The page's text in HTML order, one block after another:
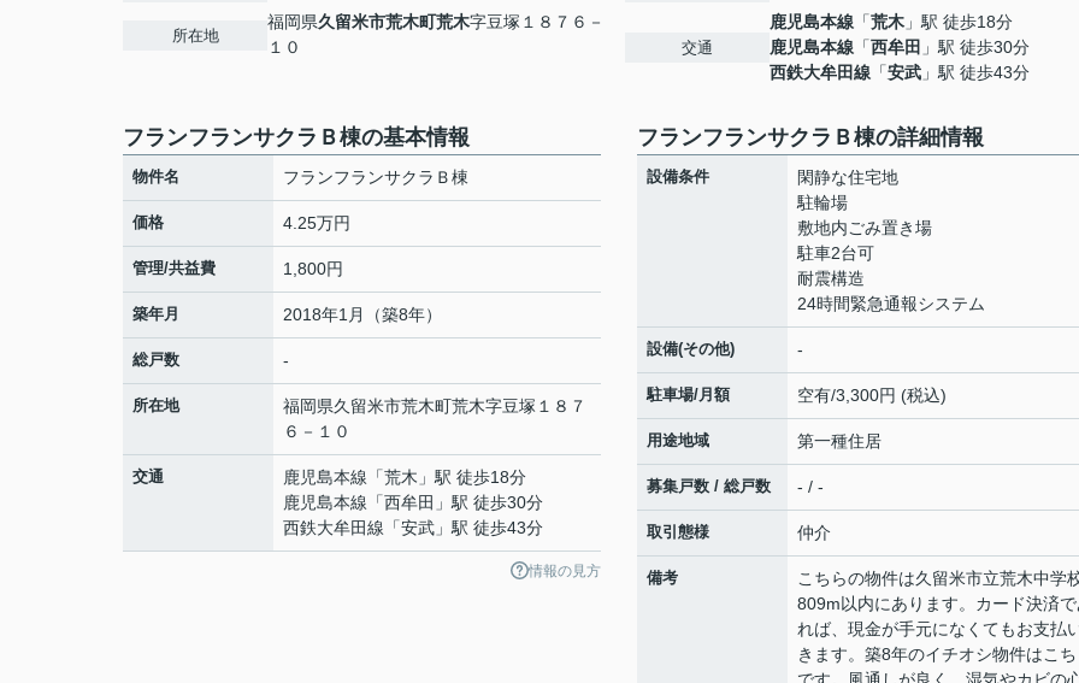
所在地
福岡県久留米市荒木町荒木字豆塚１８７６－
１０
交通
鹿児島本線 「荒木 」駅 徒歩18分
鹿児島本線 「西牟田 」駅 徒歩30分
西鉄大牟田線 「安武 」駅 徒歩43分
フランフランサクラＢ棟の基本情報
物件名 フランフランサクラＢ棟
価格 4.25万円
管理/共益費 1,800円
築年月 2018年1月（築8年）
総戸数 -
所在地 福岡県久留米市荒木町荒木字豆塚１８７
６－１０
交通 鹿児島本線 「荒木 」駅 徒歩18分
鹿児島本線 「西牟田 」駅 徒歩30分
西鉄大牟田線 「安武 」駅 徒歩43分
情報の見方
フランフランサクラＢ棟の詳細情報
設備条件
閑静な住宅地
駐輪場
敷地内ごみ置き場
駐車2台可
耐震構造
24時間緊急通報システム
設備(その他) -
駐車場/月額 空有/3,300円 (税込)
用途地域 第一種住居
募集戸数 / 総戸数 - / -
取引態様 仲介
備考
こちらの物件は久留米市立荒木中学
809m以内にあります。カード決済
れば、現金が手元になくてもお支払
きます。築8年のイチオシ物件はこ